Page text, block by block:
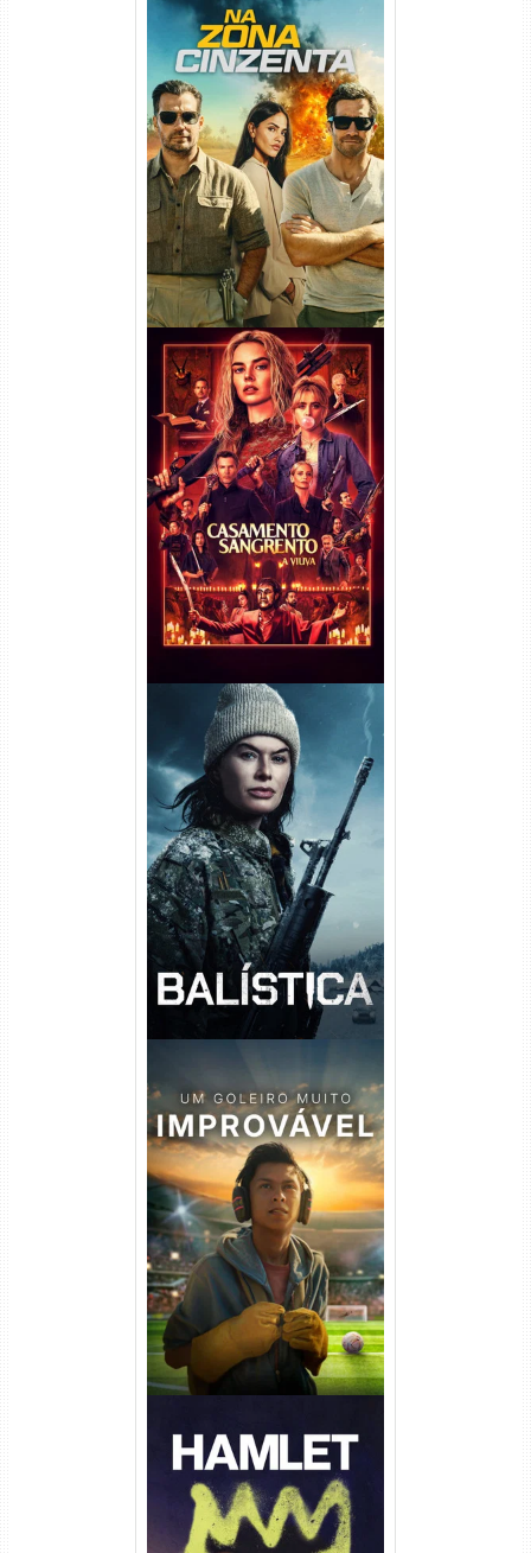
Na Zona Cinzenta Torrent
(2026) WEB-DL 1080p/4K
Dual Áudio
Casamento Sangrento: A
Viúva Torrent (2026) WEB-DL
720p/1080p/4K Dual Áudio
Balística Torrent (2025) WEB-
DL 1080p Dual Áudio
Um Goleiro Muito Improvável
Torrent (2026) WEB-DL 1080p
Dual Áudio